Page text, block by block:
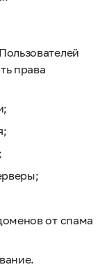
права
от спама